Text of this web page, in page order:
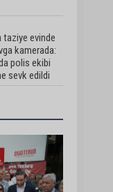
taziye evinde
kamerada:
polis ekibi
sevk edildi
OED
şüpheli
fırın ve